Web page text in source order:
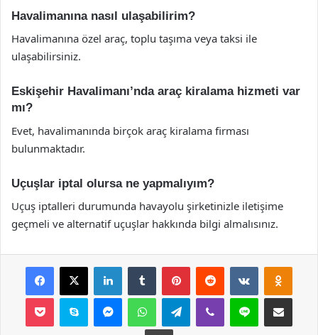
Havalimanına nasıl ulaşabilirim?
Havalimanına özel araç, toplu taşıma veya taksi ile
ulaşabilirsiniz.
Eskişehir Havalimanı’nda araç kiralama hizmeti var
mı?
Evet, havalimanında birçok araç kiralama firması
bulunmaktadır.
Uçuşlar iptal olursa ne yapmalıyım?
Uçuş iptalleri durumunda havayolu şirketinizle iletişime
geçmeli ve alternatif uçuşlar hakkında bilgi almalısınız.
Facebook
X LinkedInTumblr PinterestReddit VKontakte
Pocket Skype MessengerWhatsAppTelegramViber Line E-Posta ile
Yazdır